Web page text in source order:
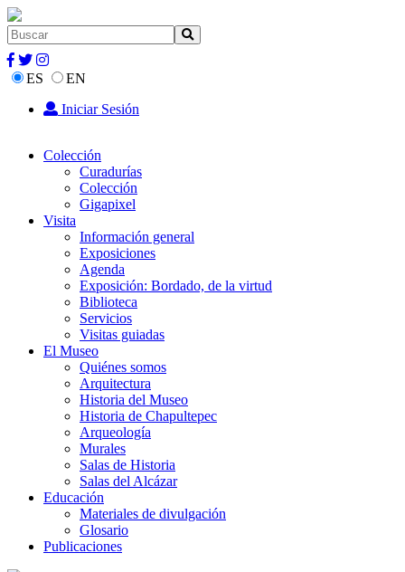
ES
EN
Iniciar Sesión
Colección
Curadurías
Colección
Gigapixel
Visita
Información general
Exposiciones
Agenda
Exposición: Bordado, de la virtud
Biblioteca
Servicios
Visitas guiadas
El Museo
Quiénes somos
Arquitectura
Historia del Museo
Historia de Chapultepec
Arqueología
Murales
Salas de Historia
Salas del Alcázar
Educación
Materiales de divulgación
Glosario
Publicaciones